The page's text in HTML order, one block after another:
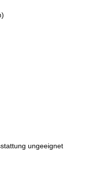
ungeeignet